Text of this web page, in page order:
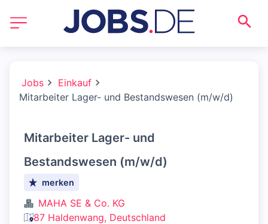
Jobs
Einkauf
Mitarbeiter Lager- und Bestandswesen (m/w/d)
Mitarbeiter Lager- und
Bestandswesen (m/w/d)
merken
MAHA SE & Co. KG
87 Haldenwang, Deutschland